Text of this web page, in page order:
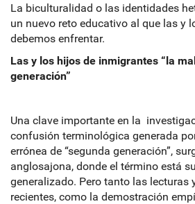
La biculturalidad o las identidades
un nuevo reto educativo al que las y
debemos enfrentar.
Las y los hijos de inmigrantes “la
generación”
Una clave importante en la
confusión terminológica generada
errónea de “segunda generación”,
anglosajona, donde el término está
generalizado. Pero tanto las lecturas
recientes, como la demostración